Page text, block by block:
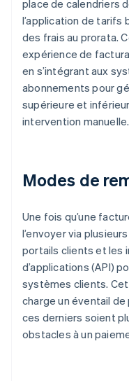
place de calendriers
l’application de tarifs
des frais au prorata.
expérience de
en s’intégrant aux
abonnements pour
supérieure et
intervention manuelle.
Modes de
Une fois qu’une
l’envoyer via
portails clients et les
d’applications (API)
systèmes clients.
charge un éventail
ces derniers soient
obstacles à un